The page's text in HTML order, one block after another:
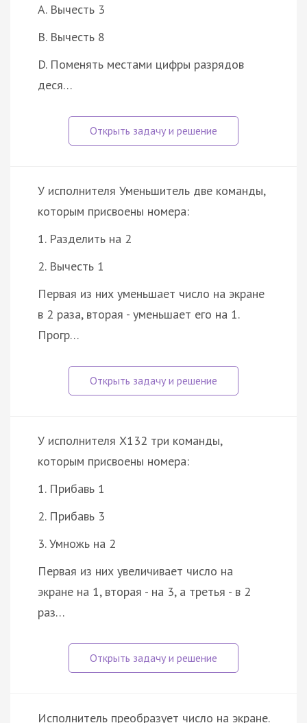
A. Вычесть 3
B. Вычесть 8
D. Поменять местами цифры разрядов
деся…
У исполнителя Уменьшитель две команды,
которым присвоены номера:
1. Разделить на 2
2. Вычесть 1
Первая из них уменьшает число на экране
в 2 раза, вторая - уменьшает его на 1.
Прогр…
У исполнителя X132 три команды,
которым присвоены номера:
1. Прибавь 1
2. Прибавь 3
3. Умножь на 2
Первая из них увеличивает число на
экране на 1, вторая - на 3, а третья - в 2
раз…
Исполнитель преобразует число на экране.